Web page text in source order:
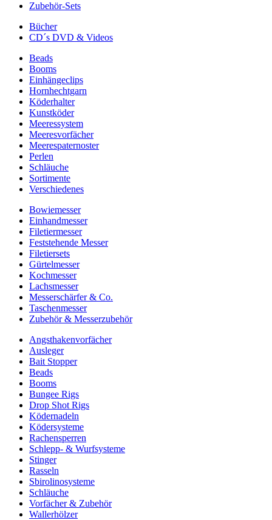
Zubehör-Sets
Bücher
CD´s DVD & Videos
Beads
Booms
Einhängeclips
Hornhechtgarn
Köderhalter
Kunstköder
Meeressystem
Meeresvorfächer
Meerespaternoster
Perlen
Schläuche
Sortimente
Verschiedenes
Bowiemesser
Einhandmesser
Filetiermesser
Feststehende Messer
Filetiersets
Gürtelmesser
Kochmesser
Lachsmesser
Messerschärfer & Co.
Taschenmesser
Zubehör & Messerzubehör
Angsthakenvorfächer
Ausleger
Bait Stopper
Beads
Booms
Bungee Rigs
Drop Shot Rigs
Ködernadeln
Ködersysteme
Rachensperren
Schlepp- & Wurfsysteme
Stinger
Rasseln
Sbirolinosysteme
Schläuche
Vorfächer & Zubehör
Wallerhölzer